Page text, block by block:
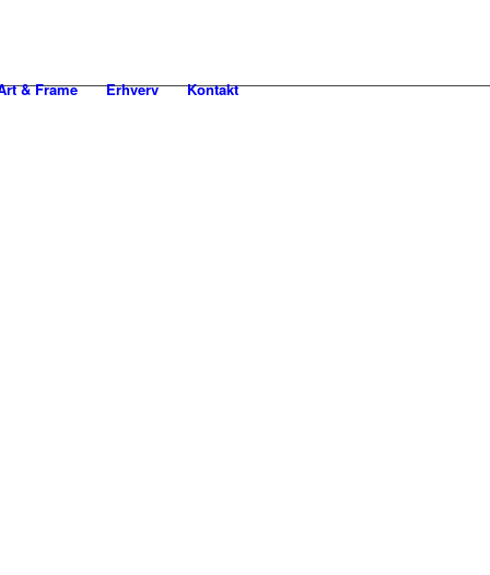
& Frame Erhverv Kontakt